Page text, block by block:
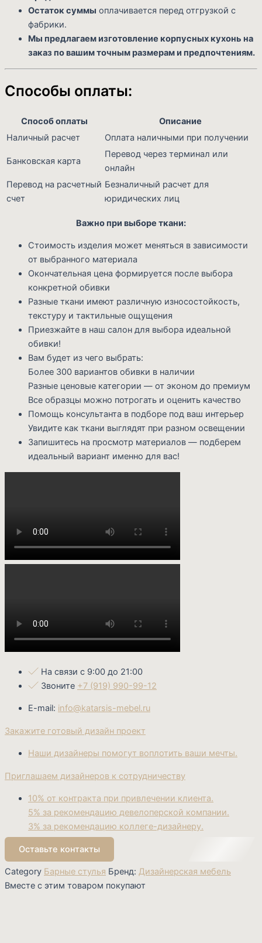
Остаток суммы оплачивается перед отгрузкой с
фабрики.
Мы предлагаем изготовление корпусных кухонь на
заказ по вашим точным размерам и предпочтениям.
Способы оплаты:
Способ оплаты
Описание
Наличный расчет
Оплата наличными при получении
Банковская карта
Перевод через терминал или
онлайн
Перевод на расчетный
счет
Безналичный расчет для
юридических лиц
Важно при выборе ткани:
Стоимость изделия может меняться в зависимости
от выбранного материала
Окончательная цена формируется после выбора
конкретной обивки
Разные ткани имеют различную износостойкость,
текстуру и тактильные ощущения
Приезжайте в наш салон для выбора идеальной
обивки!
Вам будет из чего выбрать:
Более 300 вариантов обивки в наличии
Разные ценовые категории — от эконом до премиум
Все образцы можно потрогать и оценить качество
Помощь консультанта в подборе под ваш интерьер
Увидите как ткани выглядят при разном освещении
Запишитесь на просмотр материалов — подберем
идеальный вариант именно для вас!
На связи с 9:00 до 21:00
Звоните +7 (919) 990-99-12
E-mail: info@katarsis-mebel.ru
Закажите готовый дизайн проект
Наши дизайнеры помогут воплотить ваши мечты.
Приглашаем дизайнеров к сотрудничеству
10% от контракта при привлечении клиента.
5% за рекомендацию девелоперской компании.
3% за рекомендацию коллеге-дизайнеру.
Оставьте контакты
Category Барные стулья Бренд: Дизайнерская мебель
Вместе с этим товаром покупают